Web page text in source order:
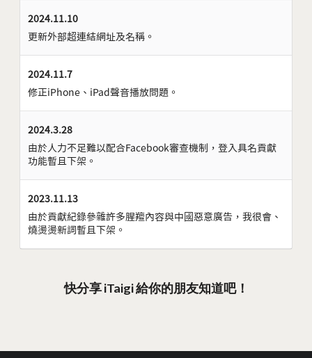
2024.11.10
更新外部超連結網址及名稱。
2024.11.7
修正iPhone、iPad聲音播放問題。
2024.3.28
由於人力不足難以配合Facebook審查機制，登入具名貢獻
功能暫且下架。
2023.11.13
由於貢獻紀錄參雜許多腥羶內容與中國惡意廣告，我很會、
燒燙燙新詞暫且下架。
快分享 iTaigi 給你的朋友知道吧！